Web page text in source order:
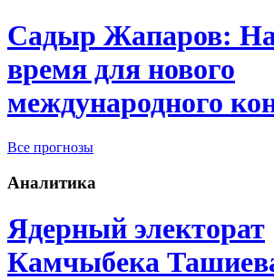
Садыр Жапаров:
время для нового
международного
Все прогнозы
Аналитика
Ядерный электорат
Камчыбека